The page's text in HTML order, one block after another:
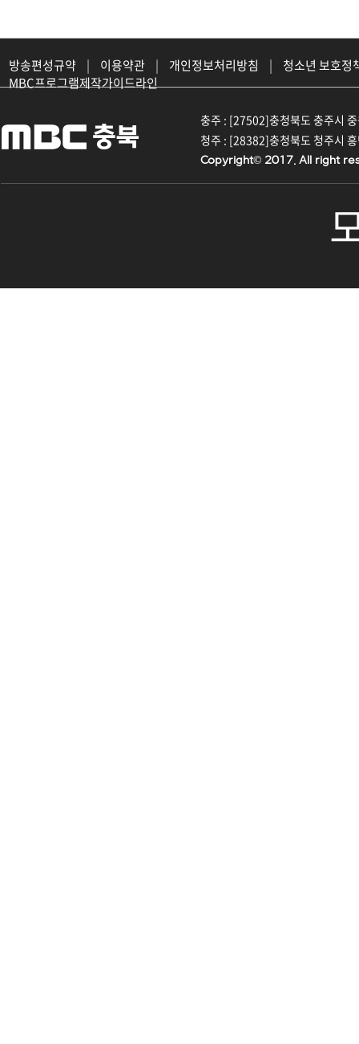
방송편성규약 | 이용약관 | 개인정보처리방침 |
청소년 보호정
MBC프로그램제작가이드라인
충주 : [27502]충청북도 충주시
청주 : [28382]충청북도 청주시
Copyright© 2017. All right